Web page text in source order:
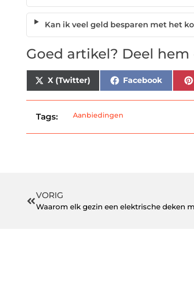
Kan ik veel geld besparen met het
Goed artikel? Deel hem
X (Twitter) Facebook
Tags: Aanbiedingen
VORIG
Waarom elk gezin een elektrische deken